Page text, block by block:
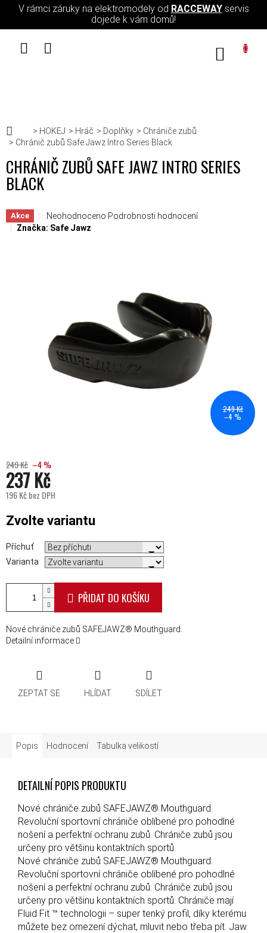
Přejít na obsah
V rámci záruky na elektromodely od RACCEWAYservis
dojede k vám domů!
Domů
HOKEJ Hráč Doplňky
Chrániče zubů
Chránič zubů Safe Jawz Intro Series Black
CHRÁNIČ ZUBŮ SAFE JAWZ INTRO SERIES
BLACK
Akce Průměrné hodnocení produktu je 0,0 z 5 hvězdiček.
Neohodnoceno Podrobnosti hodnocení
Značka: Safe Jawz
249 Kč
–4 %
249 Kč –4 %
237 Kč
196 Kč bez DPH
Zvolte variantu
Příchuť
Varianta
PŘIDAT DO KOŠÍKU
Nové chrániče zubů SAFEJAWZ® Mouthguard.
Detailní informace
ZEPTAT SE HLÍDAT SDÍLET
Popis Hodnocení Tabulka velikostí
DETAILNÍ POPIS PRODUKTU
Nové chrániče zubů SAFEJAWZ® Mouthguard.
Revoluční sportovní chrániče oblíbené pro pohodlné
nošení a perfektní ochranu zubů. Chrániče zubů jsou
určeny pro většinu kontaktních sportů.
Nové chrániče zubů SAFEJAWZ® Mouthguard.
Revoluční sportovní chrániče oblíbené pro pohodlné
nošení a perfektní ochranu zubů. Chrániče zubů jsou
určeny pro většinu kontaktních sportů. Chrániče mají
Fluid Fit ™ technologii – super tenký profil, díky kterému
můžete bez omezení dýchat, mluvit nebo třeba pít. Jaw